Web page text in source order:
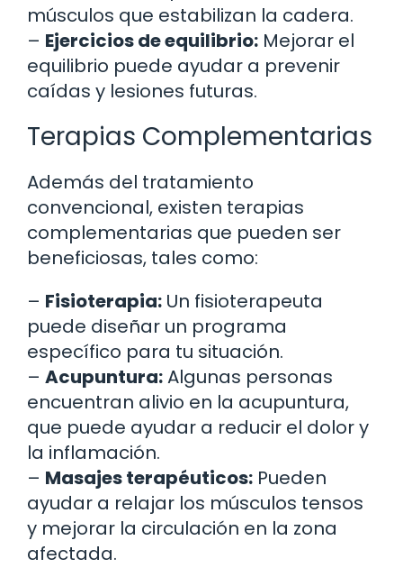
músculos que estabilizan la cadera.
– Ejercicios de equilibrio: Mejorar el
equilibrio puede ayudar a prevenir
caídas y lesiones futuras.
Terapias Complementarias
Además del tratamiento
convencional, existen terapias
complementarias que pueden ser
beneficiosas, tales como:
– Fisioterapia: Un fisioterapeuta
puede diseñar un programa
específico para tu situación.
– Acupuntura:Algunas personas
encuentran alivio en la acupuntura,
que puede ayudar a reducir el dolor y
la inflamación.
– Masajes terapéuticos: Pueden
ayudar a relajar los músculos tensos
y mejorar la circulación en la zona
afectada.